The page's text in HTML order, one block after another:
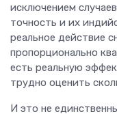
исключением
точность и их
реальное действие
пропорционально
есть реальную
трудно оценить
И это не